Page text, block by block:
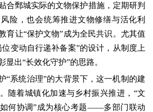
合鄄城实际的文物保护措施，定期研判
险，也会统筹推进文物修缮与活化利
育让“保护文物”成为全民共识。尤其值
变动自行递补备案”的设计，从制度上
显出“长效化守护”的思路。
“系统治理”的大背景下，这一机制的建
随着城镇化加速与乡村振兴推进，“文
何协调”成为核心考题——多部门联动